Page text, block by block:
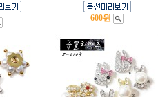
600원